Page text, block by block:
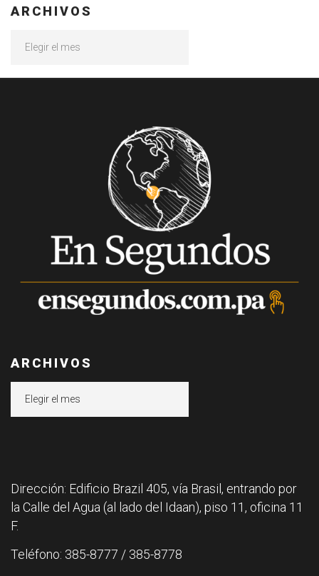
ARCHIVOS
ARCHIVOS
Dirección: Edificio Brazil 405, vía Brasil, entrando por
la Calle del Agua (al lado del Idaan), piso 11, oficina 11
F.
Teléfono: 385-8777 / 385-8778